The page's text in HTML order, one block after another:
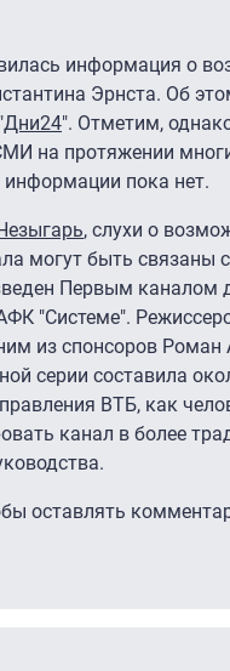
информация о
Эрнста. Об
Дни24". Отметим,
на протяжении
пока нет.
, слухи о
могут быть связаны
Первым каналом
"Системе".
из спонсоров
серии составила
ВТБ, как
канал в более
оставлять